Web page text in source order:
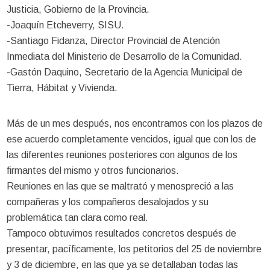
Justicia, Gobierno de la Provincia.
-Joaquín Etcheverry, SISU.
-Santiago Fidanza, Director Provincial de Atención
Inmediata del Ministerio de Desarrollo de la Comunidad.
-Gastón Daquino, Secretario de la Agencia Municipal de
Tierra, Hábitat y Vivienda.
Más de un mes después, nos encontramos con los plazos de
ese acuerdo completamente vencidos, igual que con los de
las diferentes reuniones posteriores con algunos de los
firmantes del mismo y otros funcionarios.
Reuniones en las que se maltrató y menospreció a las
compañeras y los compañeros desalojados y su
problemática tan clara como real.
Tampoco obtuvimos resultados concretos después de
presentar, pacíficamente, los petitorios del 25 de noviembre
y 3 de diciembre, en las que ya se detallaban todas las